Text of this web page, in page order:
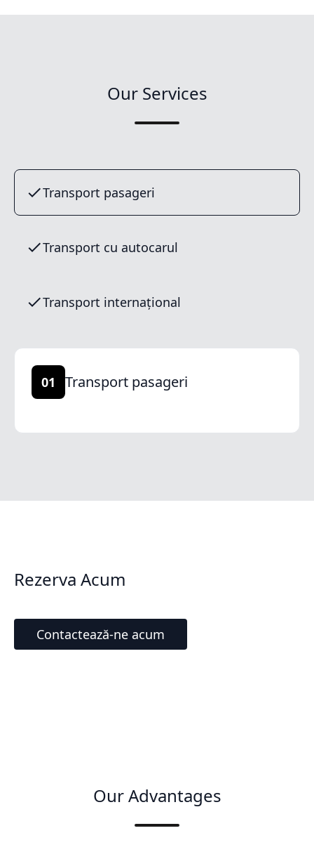
Our Services
Transport pasageri
Transport cu autocarul
Transport internațional
01 Transport pasageri
Rezerva Acum
Contactează-ne acum
Our Advantages